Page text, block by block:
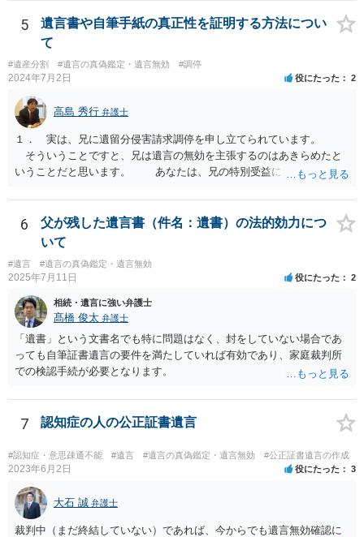
すが、弁護士に作成を依頼する場合は、１０～数十万円程度になるケ
ースが多いと思います。 報酬体系は、弁護士ごとに異なりますので一
律の基準はありません。
5
遺言書や自筆手紙の真正性を証明する方法につい
て
#遺産分割 #遺言の真偽鑑定・遺言無効 #調停
2024年7月2日 役にたった 2
高島 秀行 弁護士
１． 実は、兄に遺留分侵害請求調停を申し立てられています。
そういうことですと、兄は遺言の無効を主張するのはあきらめたと
いうことだと思います。 あなたは、兄の特別受益について立証し
詳しい事情を話して相談された方がよいと思います。
6
父が残した遺言書（件名：遺書）の法的効力につ
いて
#遺言 #遺言の真偽鑑定・遺言無効
2025年7月11日 役にたった 2
相続・遺言に強い弁護士
髙橋 俊太 弁護士
「遺書」という文書名でも特に問題はなく、封をしていない場合であ
っても自筆証書遺言の要件を満たしていれば有効であり、家庭裁判所
での検認手続が必要となります。
7 認知症の人の公正証書遺言
#認知症・意思疎通不能 #遺言 #遺言の真偽鑑定・遺言無効 #公正証書遺言の作成
2023年6月2日 役にたった 3
大石 誠 弁護士
裁判中（まだ終結していない）であれば、今からでも遺言無効確認に